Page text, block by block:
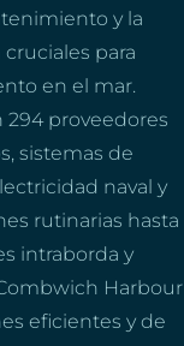
y la
para
en el mar.
294 proveedores
sistemas de
naval y
rutinarias hasta
intraborda y
Harbour
eficientes y de